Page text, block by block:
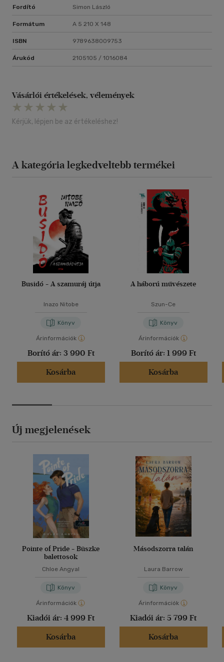
Fordító Simon László
Formátum A 5 210 X 148
ISBN 9789638009753
Árukód 2105105 / 1016084
Vásárlói értékelések, vélemények
Kérjük, lépjen be az értékeléshez!
A kategória legkedveltebb termékei
Busidó - A szamuráj útja
Inazo Nitobe
Könyv
Árinformációk
Borító ár: 3 990 Ft
Kosárba
A háború művészete
Szun-Ce
Könyv
Árinformációk
Borító ár: 1 999 Ft
Kosárba
Új megjelenések
Pointe of Pride - Büszke
balettosok
Chloe Angyal
Könyv
Árinformációk
Kiadói ár: 4 999 Ft
Kosárba
Másodszorra talán
Laura Barrow
Könyv
Árinformációk
Kiadói ár: 5 799 Ft
Kosárba